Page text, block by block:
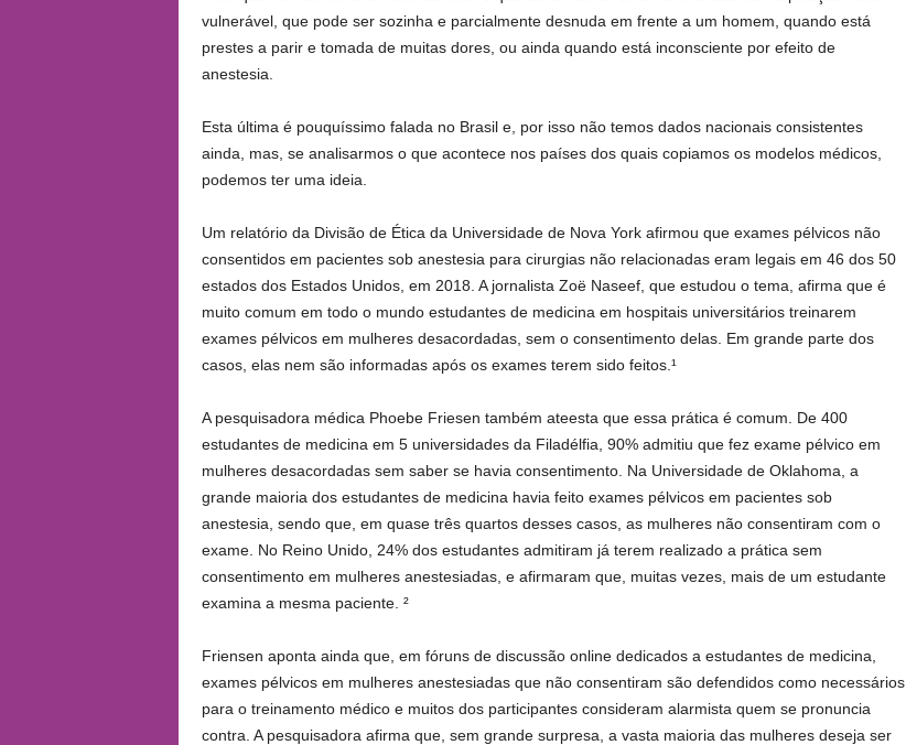
vulnerável, que pode ser sozinha e parcialmente desnuda em frente a um homem, quando está
prestes a parir e tomada de muitas dores, ou ainda quando está inconsciente por efeito de
anestesia.
Esta última é pouquíssimo falada no Brasil e, por isso não temos dados nacionais consistentes
ainda, mas, se analisarmos o que acontece nos países dos quais copiamos os modelos médicos,
podemos ter uma ideia.
Um relatório da Divisão de Ética da Universidade de Nova York afirmou que exames pélvicos não
consentidos em pacientes sob anestesia para cirurgias não relacionadas eram legais em 46 dos 50
estados dos Estados Unidos, em 2018. A jornalista Zoë Naseef, que estudou o tema, afirma que é
muito comum em todo o mundo estudantes de medicina em hospitais universitários treinarem
exames pélvicos em mulheres desacordadas, sem o consentimento delas. Em grande parte dos
casos, elas nem são informadas após os exames terem sido feitos.¹
A pesquisadora médica Phoebe Friesen também ateesta que essa prática é comum. De 400
estudantes de medicina em 5 universidades da Filadélfia, 90% admitiu que fez exame pélvico em
mulheres desacordadas sem saber se havia consentimento. Na Universidade de Oklahoma, a
grande maioria dos estudantes de medicina havia feito exames pélvicos em pacientes sob
anestesia, sendo que, em quase três quartos desses casos, as mulheres não consentiram com o
exame. No Reino Unido, 24% dos estudantes admitiram já terem realizado a prática sem
consentimento em mulheres anestesiadas, e afirmaram que, muitas vezes, mais de um estudante
examina a mesma paciente. ²
Friensen aponta ainda que, em fóruns de discussão online dedicados a estudantes de medicina,
exames pélvicos em mulheres anestesiadas que não consentiram são defendidos como necessários
para o treinamento médico e muitos dos participantes consideram alarmista quem se pronuncia
contra. A pesquisadora afirma que, sem grande surpresa, a vasta maioria das mulheres deseja ser